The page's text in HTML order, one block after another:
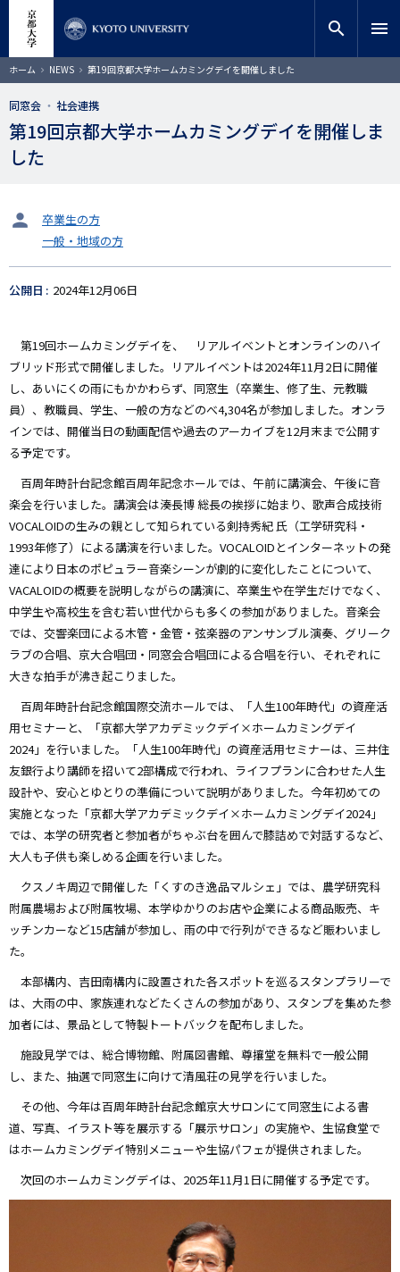
コ
ン
テ
ン
ツ
サイト内検索 search menu
ホーム NEWS 第19回京都大学ホームカミングデイを開催しました
同窓会 社会連携
第19回京都大学ホームカミングデイを開催しま
した
タ
ッ
ト
卒業生の方
一般・地域の方
公開日 2024年12月06日
第19回ホームカミングデイを、 リアルイベントとオンラインのハイ
ブリッド形式で開催しました。リアルイベントは2024年11月2日に開催
し、あいにくの雨にもかかわらず、同窓生（卒業生、修了生、元教職
員）、教職員、学生、一般の方などのべ4,304名が参加しました。オンラ
インでは、開催当日の動画配信や過去のアーカイブを12月末まで公開す
る予定です。
百周年時計台記念館百周年記念ホールでは、午前に講演会、午後に音
楽会を行いました。講演会は湊長博 総長の挨拶に始まり、歌声合成技術
VOCALOIDの生みの親として知られている剣持秀紀 氏（工学研究科・
1993年修了）による講演を行いました。VOCALOIDとインターネットの発
達により日本のポピュラー音楽シーンが劇的に変化したことについて、
VACALOIDの概要を説明しながらの講演に、卒業生や在学生だけでなく、
中学生や高校生を含む若い世代からも多くの参加がありました。音楽会
では、交響楽団による木管・金管・弦楽器のアンサンブル演奏、グリーク
ラブの合唱、京大合唱団・同窓会合唱団による合唱を行い、それぞれに
大きな拍手が沸き起こりました。
百周年時計台記念館国際交流ホールでは、「人生100年時代」の資産活
用セミナーと、「京都大学アカデミックデイ×ホームカミングデイ
2024」を行いました。「人生100年時代」の資産活用セミナーは、三井住
友銀行より講師を招いて2部構成で行われ、ライフプランに合わせた人生
設計や、安心とゆとりの準備について説明がありました。今年初めての
実施となった「京都大学アカデミックデイ×ホームカミングデイ2024」
では、本学の研究者と参加者がちゃぶ台を囲んで膝詰めで対話するなど、
大人も子供も楽しめる企画を行いました。
クスノキ周辺で開催した「くすのき逸品マルシェ」では、農学研究科
附属農場および附属牧場、本学ゆかりのお店や企業による商品販売、キ
ッチンカーなど15店舗が参加し、雨の中で行列ができるなど賑わいまし
た。
本部構内、吉田南構内に設置された各スポットを巡る​スタンプラリーで
は、大雨の中、家族連れなどたくさんの参加があり、スタンプを集めた参
加者には、景品として特製トートバックを配布しました。
施設見学では、総合博物館、附属図書館、尊攘堂を無料で一般公開
し、また、抽選で同窓生に向けて清風荘の見学を行いました。
その他、今年は百周年時計台記念館京大サロン​​にて同窓生による書
道、写真、イラスト等を展示する「展示サロン」の実施や、生協食堂で
はホームカミングデイ特別メニューや生協パフェが提供されました。
次回のホームカミングデイは、2025年11月1日に開催する予定です。